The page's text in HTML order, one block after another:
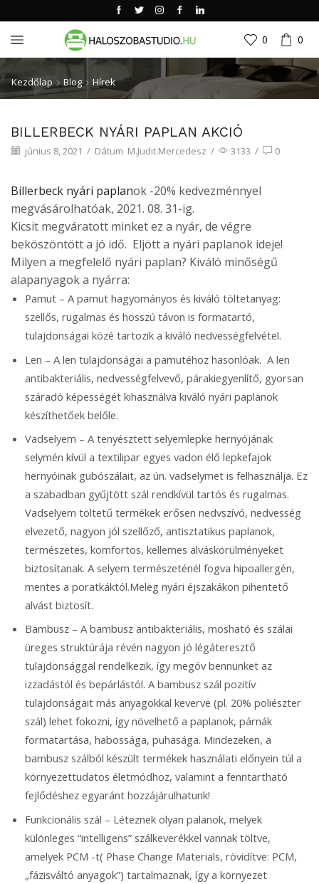
0 0
Kezdőlap Blog Hírek
BILLERBECK NYÁRI PAPLAN AKCIÓ
június 8, 2021 / Dátum M.Judit.Mercedesz / 3133 / 0
Billerbeck nyári paplanok -20% kedvezménnyel
megvásárolhatóak, 2021. 08. 31-ig.
Kicsit megváratott minket ez a nyár, de végre
beköszöntött a jó idő. Eljött a nyári paplanok ideje!
Milyen a megfelelő nyári paplan? Kiváló minőségű
alapanyagok a nyárra:
Pamut – A pamut hagyományos és kiváló töltetanyag:
szellős, rugalmas és hosszú távon is formatartó,
tulajdonságai közé tartozik a kiváló nedvességfelvétel.
Len – A len tulajdonságai a pamutéhoz hasonlóak. A len
antibakteriális, nedvességfelvevő, párakiegyenlítő, gyorsan
száradó képességét kihasználva kiváló nyári paplanok
készíthetőek belőle.
Vadselyem – A tenyésztett selyemlepke hernyójának
selymén kívül a textilipar egyes vadon élő lepkefajok
hernyóinak gubószálait, az ún. vadselymet is felhasználja. Ez
a szabadban gyűjtött szál rendkívül tartós és rugalmas.
Vadselyem töltetű termékek erősen nedvszívó, nedvesség
elvezető, nagyon jól szellőző, antisztatikus paplanok,
természetes, komfortos, kellemes alváskörülményeket
biztosítanak. A selyem természeténél fogva hipoallergén,
mentes a poratkáktól.Meleg nyári éjszakákon pihentető
alvást biztosít.
Bambusz – A bambusz antibakteriális, mosható és szálai
üreges struktúrája révén nagyon jó légáteresztő
tulajdonsággal rendelkezik, így megóv bennünket az
izzadástól és bepárlástól. A bambusz szál pozitív
tulajdonságait más anyagokkal keverve (pl. 20% poliészter
szál) lehet fokozni, így növelhető a paplanok, párnák
formatartása, habossága, puhasága. Mindezeken, a
bambusz szálból készült termékek használati előnyein túl a
környezettudatos életmódhoz, valamint a fenntartható
fejlődéshez egyaránt hozzájárulhatunk!
Funkcionális szál – Léteznek olyan palanok, melyek
különleges “intelligens” szálkeverékkel vannak töltve,
amelyek PCM -t( Phase Change Materials, rövidítve: PCM,
„fázisváltó anyagok”) tartalmaznak, így a környezet